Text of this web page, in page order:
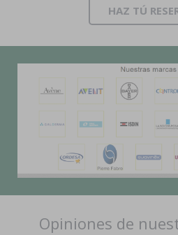
HAZ TÚ
Opiniones de